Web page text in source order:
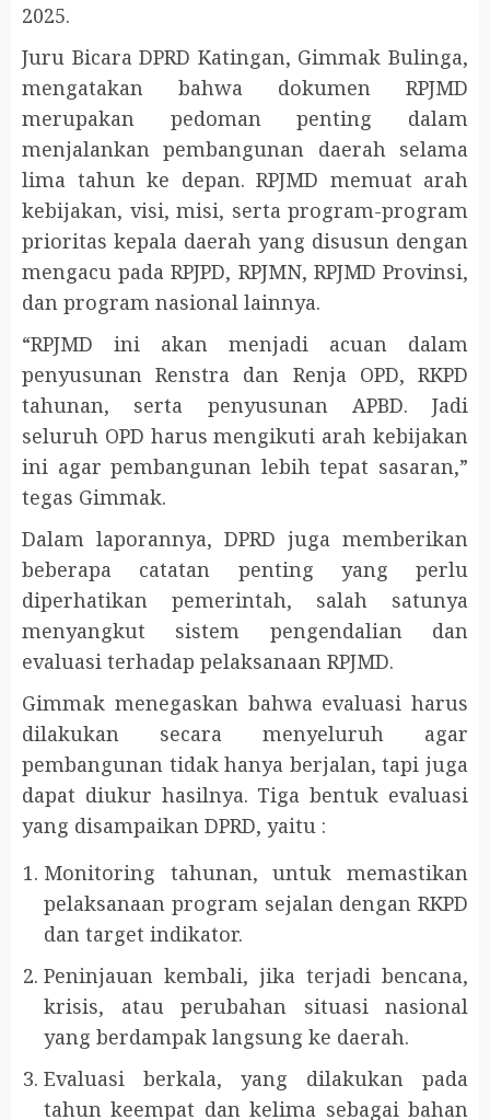
2025.
Juru Bicara DPRD Katingan, Gimmak Bulinga,
mengatakan bahwa dokumen RPJMD
merupakan pedoman penting dalam
menjalankan pembangunan daerah selama
lima tahun ke depan. RPJMD memuat arah
kebijakan, visi, misi, serta program-program
prioritas kepala daerah yang disusun dengan
mengacu pada RPJPD, RPJMN, RPJMD Provinsi,
dan program nasional lainnya.
“RPJMD ini akan menjadi acuan dalam
penyusunan Renstra dan Renja OPD, RKPD
tahunan, serta penyusunan APBD. Jadi
seluruh OPD harus mengikuti arah kebijakan
ini agar pembangunan lebih tepat sasaran,”
tegas Gimmak.
Dalam laporannya, DPRD juga memberikan
beberapa catatan penting yang perlu
diperhatikan pemerintah, salah satunya
menyangkut sistem pengendalian dan
evaluasi terhadap pelaksanaan RPJMD.
Gimmak menegaskan bahwa evaluasi harus
dilakukan secara menyeluruh agar
pembangunan tidak hanya berjalan, tapi juga
dapat diukur hasilnya. Tiga bentuk evaluasi
yang disampaikan DPRD, yaitu :
Monitoring tahunan, untuk memastikan
pelaksanaan program sejalan dengan RKPD
dan target indikator.
Peninjauan kembali, jika terjadi bencana,
krisis, atau perubahan situasi nasional
yang berdampak langsung ke daerah.
Evaluasi berkala, yang dilakukan pada
tahun keempat dan kelima sebagai bahan